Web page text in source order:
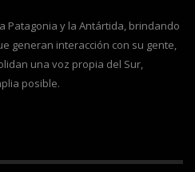
Patagonia y la Antártida, brindando
generan interacción con su gente,
una voz propia del Sur,
posible.